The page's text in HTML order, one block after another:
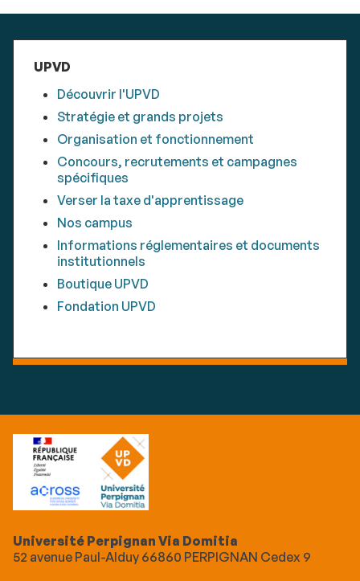
UPVD
Découvrir l'UPVD
Stratégie et grands projets
Organisation et fonctionnement
Concours, recrutements et campagnes
spécifiques
Verser la taxe d'apprentissage
Nos campus
Informations réglementaires et documents
institutionnels
Boutique UPVD
Fondation UPVD
Université Perpignan Via Domitia
52 avenue Paul-Alduy 66860 PERPIGNAN Cedex 9